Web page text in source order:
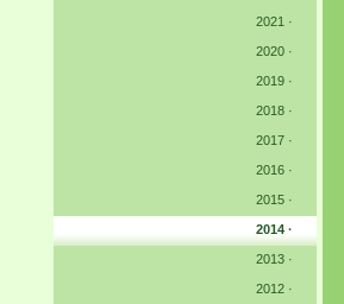
2021 ·
2020 ·
2019 ·
2018 ·
2017 ·
2016 ·
2015 ·
2014 ·
2013 ·
2012 ·